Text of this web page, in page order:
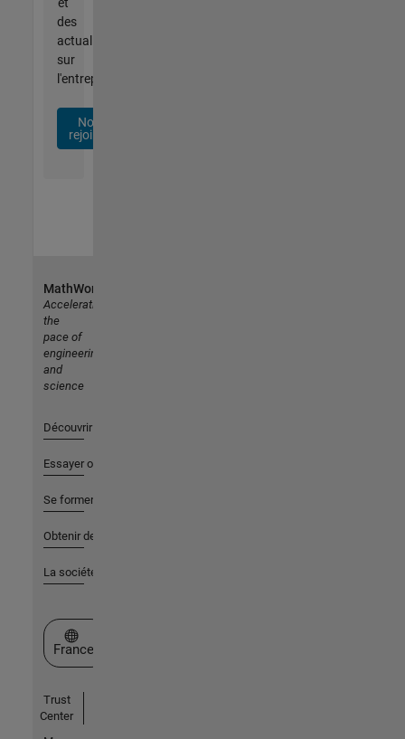
des
actualités
sur
l'entreprise.
Nous
rejoindre
MathWorks
Accelerating
the
pace of
engineering
and
science
Découvrir les produits
Essayer ou acheter
Se former
Obtenir de l'aide
La société
Sélectionner un site web
France
Trust
Center